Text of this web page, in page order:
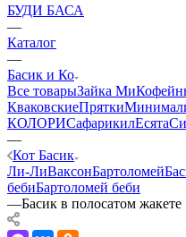
БУДИ БАСА
—
Каталог
—
Басик и Ко
Все товарыЗайка Ми
КваковскиеПрятки
КОЛОРИСафарикилЕсята
—
Кот Басик
Ли-ЛиВаксонБартоломей
бебиБартоломей беби
—Басик в полосатом жакете